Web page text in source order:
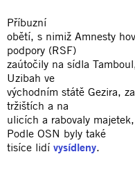
Příbuzní
obětí, s nimiž Amnesty
podpory (RSF)
zaútočily na sídla
Uzibah ve
východním státě Gezira,
tržištích a na
ulicích a rabovaly
Podle OSN byly také
tisíce lidí vysídleny.